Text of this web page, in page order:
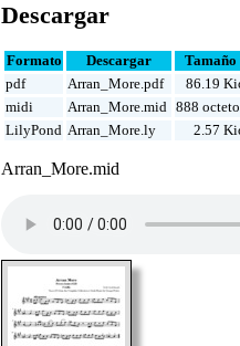
Descargar
Formato Descargar
Tamaño
pdf
Arran_More.pdf
86.19
midi
Arran_More.mid 888
LilyPond Arran_More.ly 2.57
Arran_More.mid